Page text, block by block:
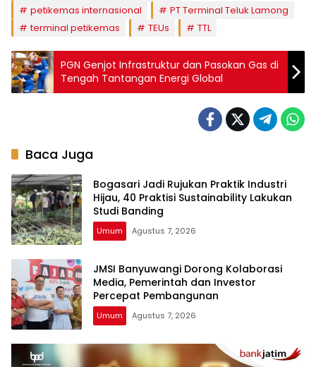
petikemas internasional
PT Terminal Teluk Lamong
terminal petikemas
TEUs TTL
PGN Genjot Infrastruktur dan Pasokan Gas di
Tengah Tantangan Energi Global
Baca Juga
Bogasari Jadi Rujukan Praktik Industri
Hijau, 40 Praktisi Sustainability Lakukan
Studi Banding
Umum Agustus 7, 2026
JMSI Banyuwangi Dorong Kolaborasi
Media, Pemerintah dan Investor
Percepat Pembangunan
Umum Agustus 7, 2026